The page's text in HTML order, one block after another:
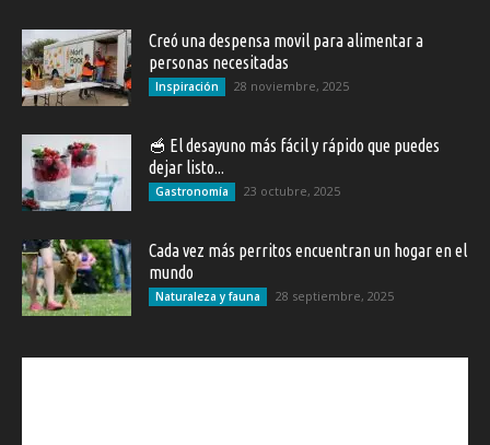
Creó una despensa movil para alimentar a
personas necesitadas
Inspiración 28 noviembre, 2025
🥣 El desayuno más fácil y rápido que puedes
dejar listo...
Gastronomía 23 octubre, 2025
Cada vez más perritos encuentran un hogar en el
mundo
Naturaleza y fauna 28 septiembre, 2025